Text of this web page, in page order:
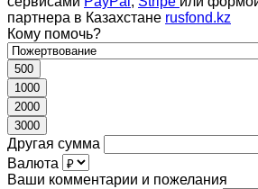
партнера в Казахстане rusfond.kz
Кому помочь?
500
1000
2000
3000
Другая сумма
Валюта
Ваши комментарии и пожелания